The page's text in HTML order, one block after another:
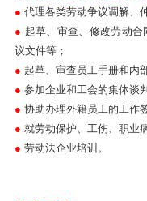
● 代理各类劳动争议调解、
● 起草、审查、修改劳动
议文件等；
● 起草、审查员工手册和内
● 参加企业和工会的集体谈
● 协助办理外籍员工的工作
● 就劳动保护、工伤、职业
● 劳动法企业培训。